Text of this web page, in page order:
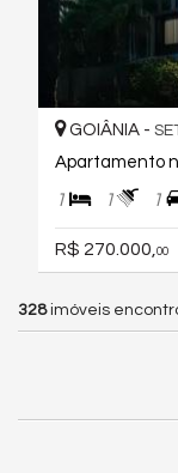
GOIÂNIA -
Apartamento
1 1 1
R$ 270.000, 00
328imóveis